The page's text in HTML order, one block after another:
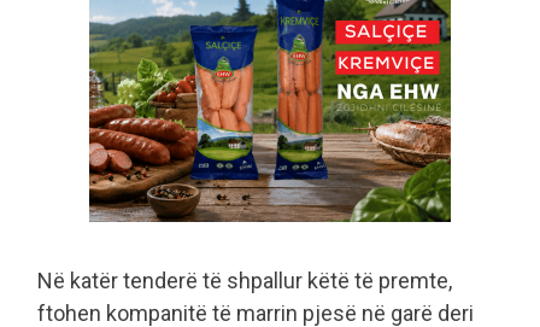
Në katër tenderë të shpallur këtë të premte,
ftohen kompanitë të marrin pjesë në garë deri